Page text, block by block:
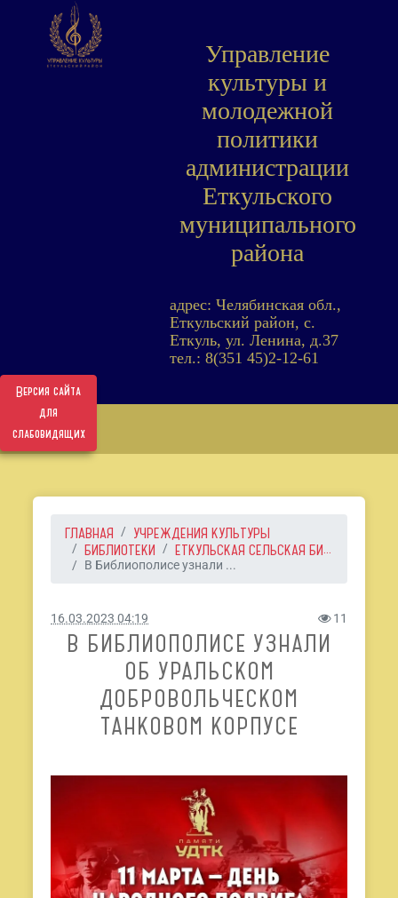
Версия сайта
для
слабовидящих
Управление
культуры и
молодежной
политики
администрации
Еткульского
муниципального
района
адрес: Челябинская обл.,
Еткульский район, с.
Еткуль, ул. Ленина, д.37
тел.: 8(351 45)2-12-61
ГЛАВНАЯ
УЧРЕЖДЕНИЯ КУЛЬТУРЫ
БИБЛИОТЕКИ
ЕТКУЛЬСКАЯ СЕЛЬСКАЯ БИ...
В Библиополисе узнали ...
16.03.2023 04:19 11
В БИБЛИОПОЛИСЕ УЗНАЛИ
ОБ УРАЛЬСКОМ
ДОБРОВОЛЬЧЕСКОМ
ТАНКОВОМ КОРПУСЕ